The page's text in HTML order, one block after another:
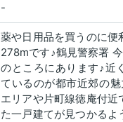
薬や日用品を買うのに便
278mです♪鶴見警察署
のところにあります♪近
ているのが都市近郊の
エリアや片町線徳庵付近
た一戸建てが見つかるよ